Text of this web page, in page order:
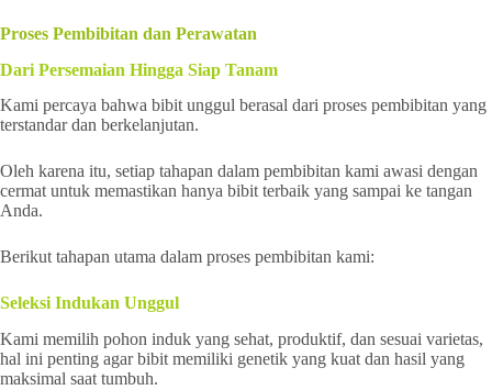
Proses Pembibitan dan Perawatan
Dari Persemaian Hingga Siap Tanam
Kami percaya bahwa bibit unggul berasal dari proses pembibitan yang
terstandar dan berkelanjutan.
Oleh karena itu, setiap tahapan dalam pembibitan kami awasi dengan
cermat untuk memastikan hanya bibit terbaik yang sampai ke tangan
Anda.
Berikut tahapan utama dalam proses pembibitan kami:
Seleksi Indukan Unggul
Kami memilih pohon induk yang sehat, produktif, dan sesuai varietas,
hal ini penting agar bibit memiliki genetik yang kuat dan hasil yang
maksimal saat tumbuh.